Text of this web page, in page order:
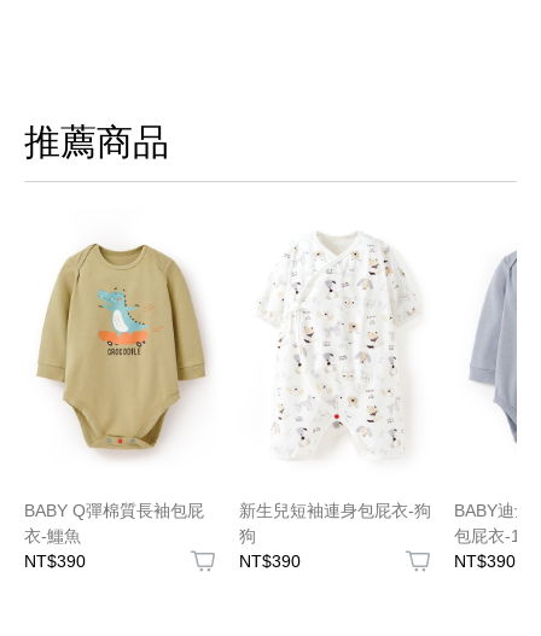
推薦商品
BABY Q彈棉質長袖包屁
衣-鱷魚
NT$390
新生兒短袖連身包屁衣-狗
狗
NT$390
BABY迪士
包屁衣-
NT$390